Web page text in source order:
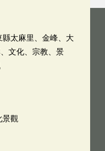
縣太麻里、金峰、大
文化、宗教、景
景觀